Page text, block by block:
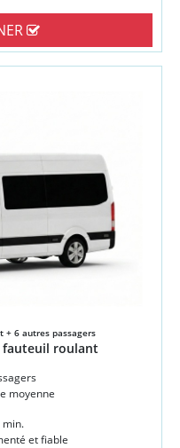
6 autres passagers
fauteuil roulant
moyenne
et fiable